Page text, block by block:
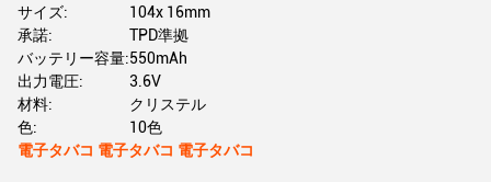
サイズ:
104x 16mm
承諾:
TPD準拠
バッテリー容量:550mAh
出力電圧:
3.6V
材料:
クリステル
色:
10色
電子タバコ 電子タバコ 電子タバコ